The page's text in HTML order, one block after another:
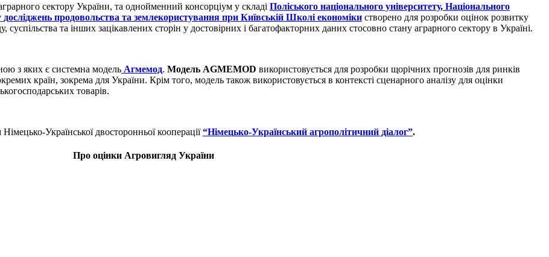
сектору України, та однойменний консорціум у складі Поліського національного університету, Національного
продовольства та землекористування при Київській Школі економіки створено для розробки оцінок розвитку
суспільства та інших зацікавлених сторін у достовірних і багатофакторних даних стосовно стану аграрного сектору в Україні.
з яких є системна модель Агмемод. Модель AGMEMOD використовується для розробки щорічних прогнозів для ринків
країн, зокрема для України. Крім того, модель також використовується в контексті сценарного аналізу для оцінки
товарів.
Української двосторонньої кооперації“Німецько-Український агрополітичний діалог”.
Про оцінки Агровигляд України